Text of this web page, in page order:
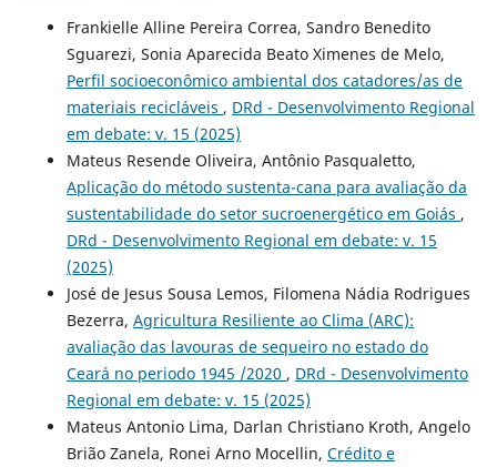
Frankielle Alline Pereira Correa, Sandro Benedito
Sguarezi, Sonia Aparecida Beato Ximenes de Melo,
Perfil socioeconômico ambiental dos catadores/as de
materiais recicláveis , DRd - Desenvolvimento Regional
em debate: v. 15 (2025)
Mateus Resende Oliveira, Antônio Pasqualetto,
Aplicação do método sustenta-cana para avaliação da
sustentabilidade do setor sucroenergético em Goiás ,
DRd - Desenvolvimento Regional em debate: v. 15
(2025)
José de Jesus Sousa Lemos, Filomena Nádia Rodrigues
Bezerra, Agricultura Resiliente ao Clima (ARC):
avaliação das lavouras de sequeiro no estado do
Ceará no periodo 1945 /2020 , DRd - Desenvolvimento
Regional em debate: v. 15 (2025)
Mateus Antonio Lima, Darlan Christiano Kroth, Angelo
Brião Zanela, Ronei Arno Mocellin, Crédito e